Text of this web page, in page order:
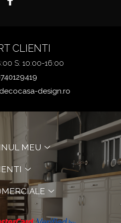
CLIENTI
S: 10:00-16:00
design.ro
MEU